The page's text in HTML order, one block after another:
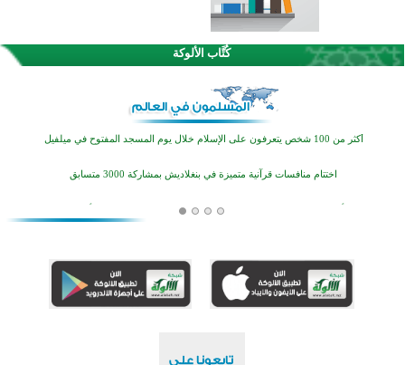
كُتَّاب الألوكة
القرآن والتربية في صدارة البرامج الصيفية للمسلمين في بينزا وساراتوف وموردوفيا هذا العام
اختتام الدورة التاسعة لمسابقة حفظ وتلاوة القرآن الكريم في أزناكاييف
أكثر من 100 شخص يتعرفون على الإسلام خلال يوم المسجد المفتوح في ميلفيل
اختتام منافسات قرآنية متميزة في بنغلاديش بمشاركة 3000 متسابق
منطقة ريبوفسي تحتفل بميلاد مسجد جديد في أجواء إيمانية مميزة